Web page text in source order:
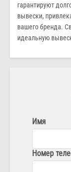
гарантируют
вывески,
вашего бренда.
идеальную
Имя
Номер